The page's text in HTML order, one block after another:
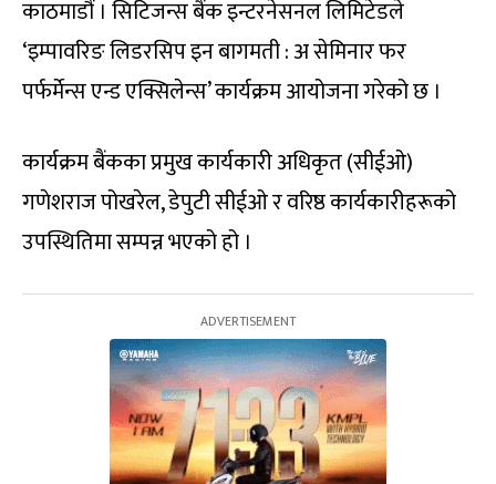
काठमाडौं । सिटिजन्स बैंक इन्टरनेसनल लिमिटेडले
‘इम्पावरिङ लिडरसिप इन बागमती : अ सेमिनार फर
पर्फर्मेन्स एन्ड एक्सिलेन्स’ कार्यक्रम आयोजना गरेको छ ।
कार्यक्रम बैंकका प्रमुख कार्यकारी अधिकृत (सीईओ)
गणेशराज पोखरेल, डेपुटी सीईओ र वरिष्ठ कार्यकारीहरूको
उपस्थितिमा सम्पन्न भएको हो ।